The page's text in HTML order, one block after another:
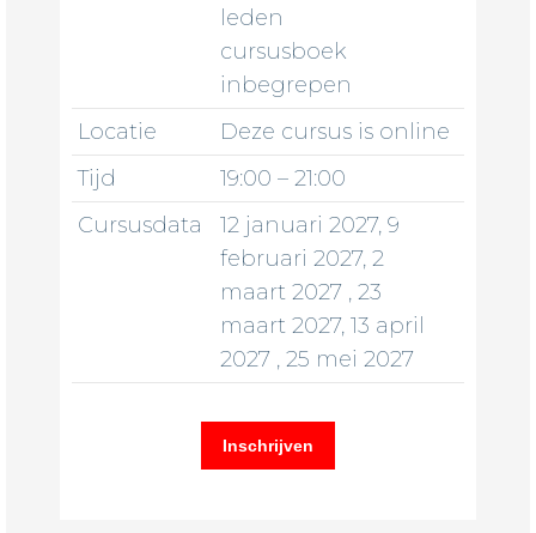
leden
cursusboek
inbegrepen
Locatie
Deze cursus is online
Tijd
19:00 – 21:00
Cursusdata
12 januari 2027, 9
februari 2027, 2
maart 2027 , 23
maart 2027, 13 april
2027 , 25 mei 2027
Inschrijven